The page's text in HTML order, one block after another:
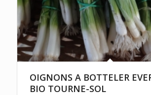
OIGNONS A BOTTELER
BIO TOURNE-SOL